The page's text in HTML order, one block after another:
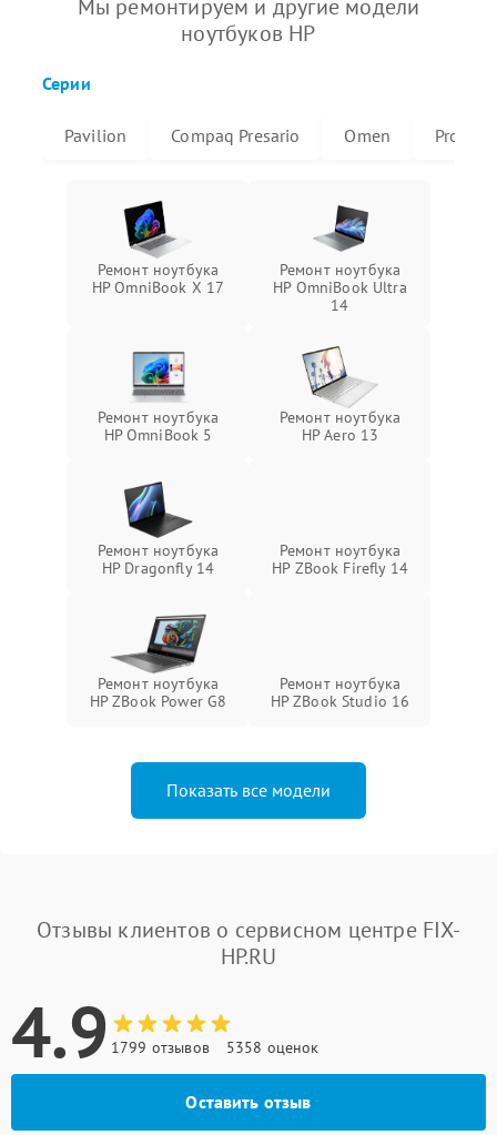
Мы ремонтируем и другие модели
ноутбуков HP
Серии
Pavilion Compaq Presario Omen
Ремонт ноутбука
HP OmniBook X 17
Ремонт ноутбука
HP OmniBook Ultra
14
Ремонт ноутбука
HP OmniBook 5
Ремонт ноутбука
HP Aero 13
Ремонт ноутбука
HP Dragonfly 14
Ремонт ноутбука
HP ZBook Firefly 14
Ремонт ноутбука
HP ZBook Power G8
Ремонт ноутбука
HP ZBook Studio 16
Показать все модели
Отзывы клиентов о сервисном центре FIX-
HP.RU
4.9 1799 отзывов 5358 оценок
Оставить отзыв